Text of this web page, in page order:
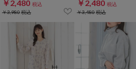
￥2,480 税込
￥3,980税込
￥2,480 税込
￥3,480税込